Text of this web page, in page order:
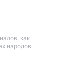
как
народов